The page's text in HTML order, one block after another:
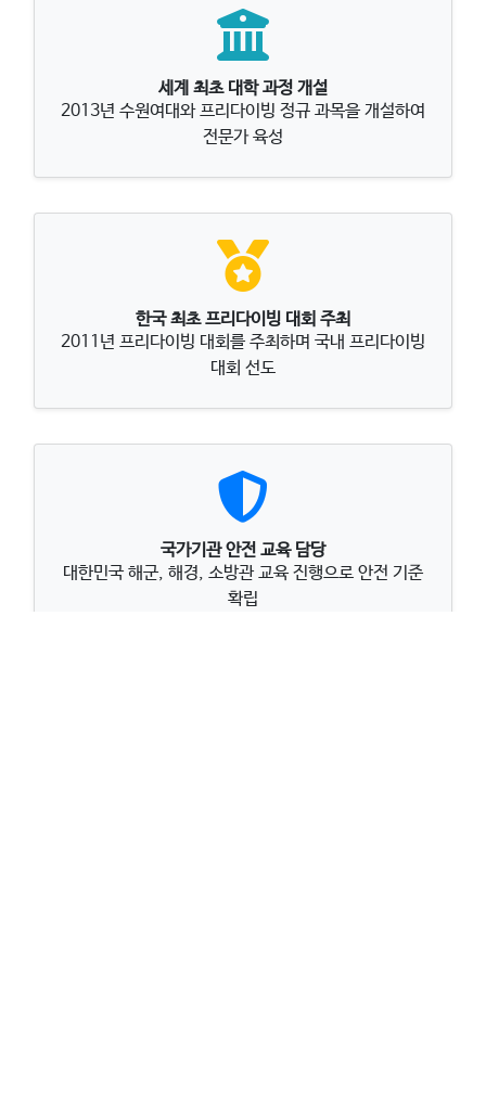
세계 최초 대학 과정 개설
2013년 수원여대와 프리다이빙 정규 과목을 개설하여
전문가 육성
한국 최초 프리다이빙 대회 주최
2011년 프리다이빙 대회를 주최하며 국내 프리다이빙
대회 선도
국가기관 안전 교육 담당
대한민국 해군, 해경, 소방관 교육 진행으로 안전 기준
확립